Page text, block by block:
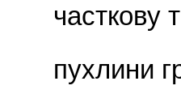
часткову
пухлини